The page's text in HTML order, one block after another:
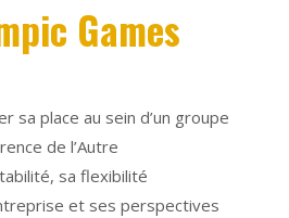
Games
sa place au sein d’un groupe
de l’Autre
sa flexibilité
et ses perspectives